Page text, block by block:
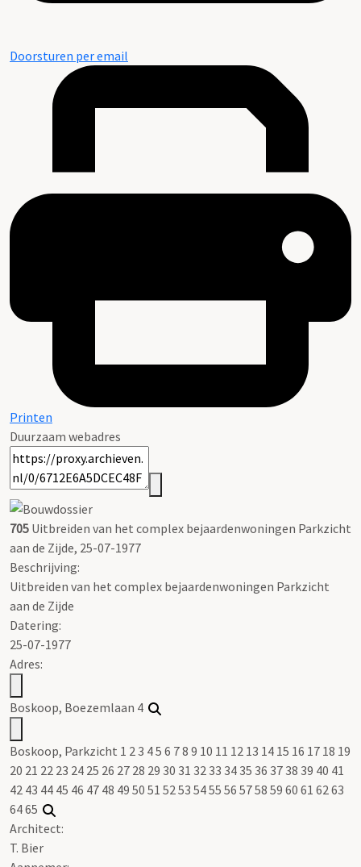
Doorsturen per email
Printen
Duurzaam webadres
705 Uitbreiden van het complex bejaardenwoningen Parkzicht
aan de Zijde, 25-07-1977
Beschrijving:
Uitbreiden van het complex bejaardenwoningen Parkzicht
aan de Zijde
Datering:
25-07-1977
Adres:
Boskoop, Boezemlaan 4
Boskoop, Parkzicht 1 2 3 4 5 6 7 8 9 10 11 12 13 14 15 16 17 18 19
20 21 22 23 24 25 26 27 28 29 30 31 32 33 34 35 36 37 38 39 40 41
42 43 44 45 46 47 48 49 50 51 52 53 54 55 56 57 58 59 60 61 62 63
64 65
Architect:
T. Bier